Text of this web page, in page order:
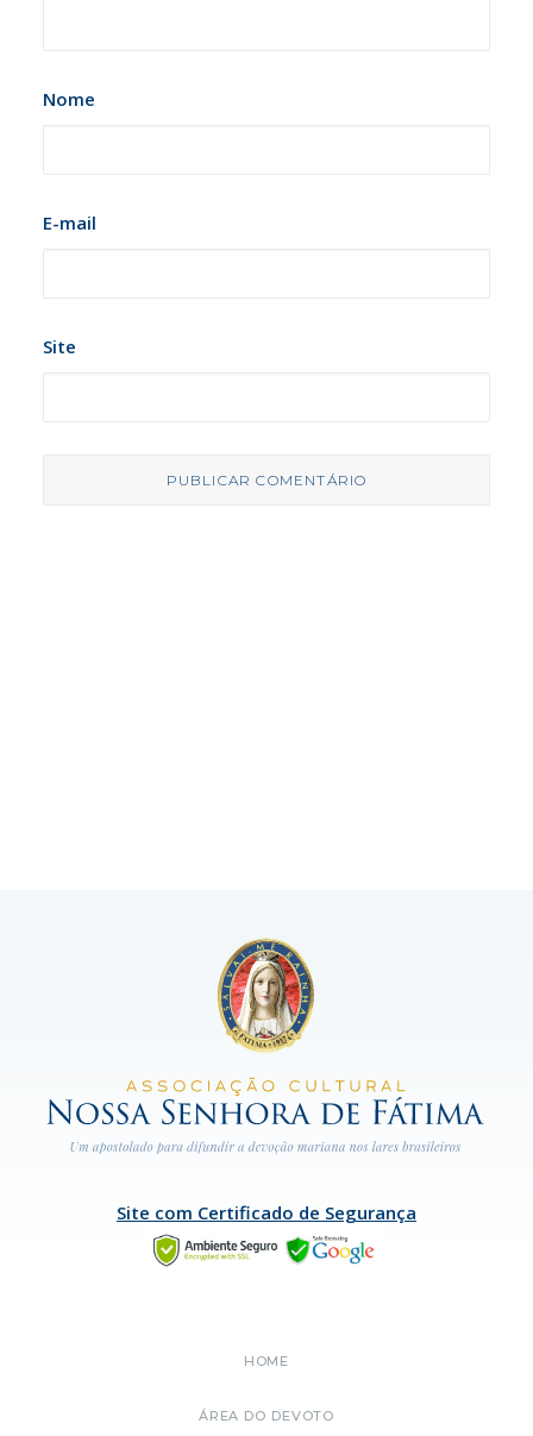
Nome
E-mail
Site
Site com Certificado de Segurança
HOME
ÁREA DO DEVOTO